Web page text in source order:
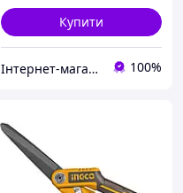
Купити
Інтернет-магазин інструментів "R-Tools" 100%